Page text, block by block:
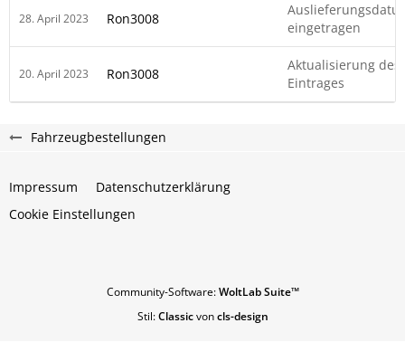
28. April 2023 Ron3008
eingetragen
20. April 2023 Ron3008
Aktualisierung des
Eintrages
Fahrzeugbestellungen
Impressum
Datenschutzerklärung
Cookie Einstellungen
Community-Software:WoltLab Suite™
Stil:Classicvoncls-design